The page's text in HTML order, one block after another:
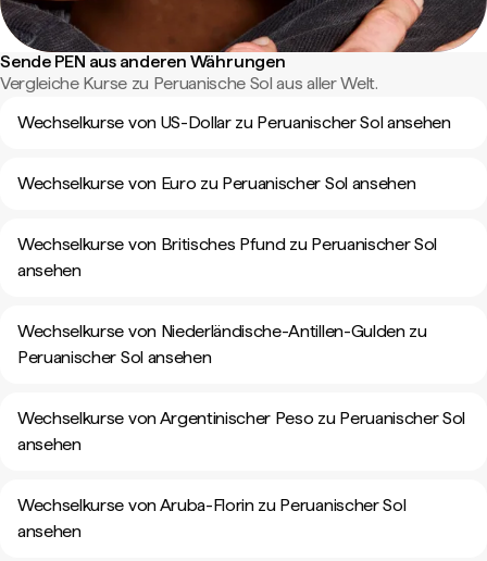
Sende PEN aus anderen Währungen
Vergleiche Kurse zu Peruanische Sol aus aller Welt.
Wechselkurse von US-Dollar zu Peruanischer Sol ansehen
Wechselkurse von Euro zu Peruanischer Sol ansehen
Wechselkurse von Britisches Pfund zu Peruanischer Sol
ansehen
Wechselkurse von Niederländische-Antillen-Gulden zu
Peruanischer Sol ansehen
Wechselkurse von Argentinischer Peso zu Peruanischer Sol
ansehen
Wechselkurse von Aruba-Florin zu Peruanischer Sol
ansehen